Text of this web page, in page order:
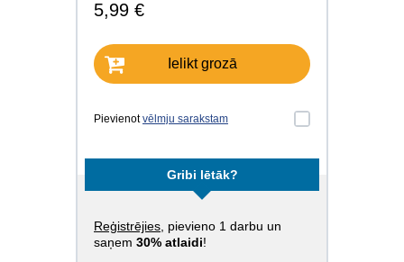
5,99 €
Ielikt grozā
Pievienotvēlmju sarakstam
Gribi lētāk?
Reģistrējies , pievieno 1 darbu un
saņem 30% atlaidi!